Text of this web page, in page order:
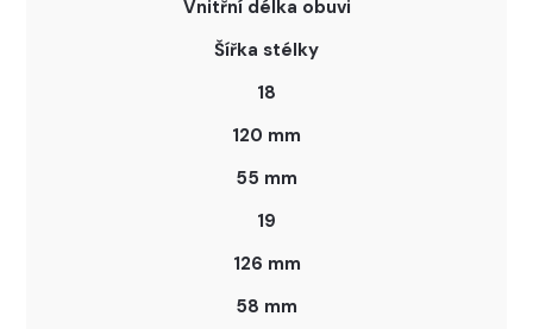
Vnitřní délka obuvi
Šířka stélky
18
120 mm
55 mm
19
126 mm
58 mm